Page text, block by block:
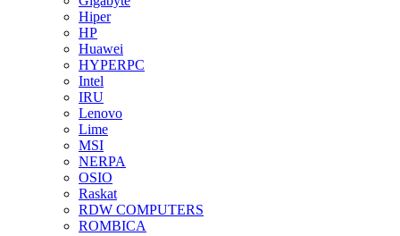
Hiper
HP
Huawei
HYPERPC
Intel
IRU
Lenovo
Lime
MSI
NERPA
OSIO
Raskat
RDW COMPUTERS
ROMBICA